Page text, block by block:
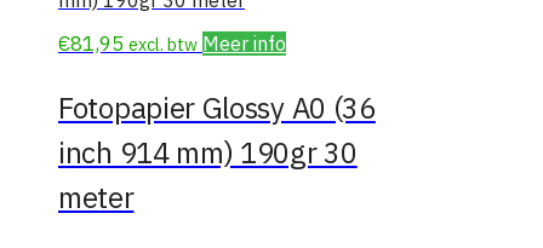
€81,95 excl. btw Meer info
Fotopapier Glossy A0 (36
inch 914 mm) 190gr 30
meter